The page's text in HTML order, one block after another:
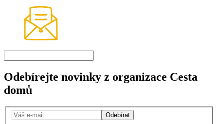
Odebírejte novinky z organizace Cesta
domů
Odebírat